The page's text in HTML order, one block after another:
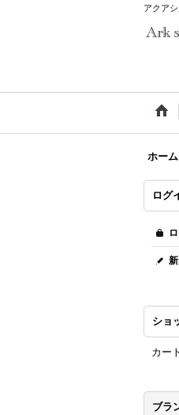
アクア
ホーム
ログ
ショ
カー
ブラ